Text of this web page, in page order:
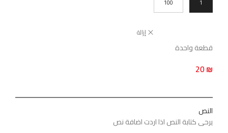
1
100
إزالة
قطعة واحدة
20₪
النص
يرحى كتابة النص اذا اردت اضافة نص